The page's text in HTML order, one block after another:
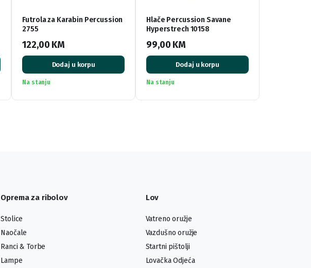
Futrola za Karabin Percussion
2755
122,00 KM
Dodaj u korpu
Na stanju
Hlače Percussion Savane
Hyperstrech 10158
99,00 KM
Dodaj u korpu
Na stanju
Oprema za ribolov
Stolice
Naočale
Ranci & Torbe
Lampe
Lov
Vatreno oružje
Vazdušno oružje
Startni pištolji
Lovačka Odjeća